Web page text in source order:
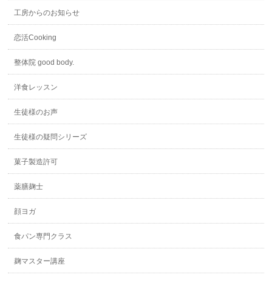
工房からのお知らせ
恋活Cooking
整体院 good body.
洋食レッスン
生徒様のお声
生徒様の疑問シリーズ
菓子製造許可
薬膳麹士
顔ヨガ
食パン専門クラス
麹マスター講座